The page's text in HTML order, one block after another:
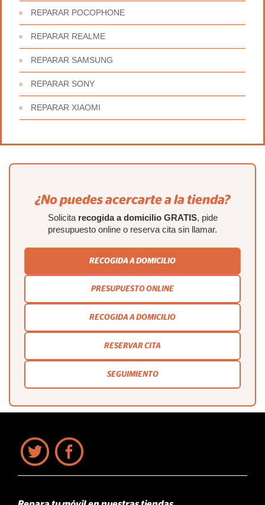
REPARAR POCOPHONE
REPARAR REALME
REPARAR SAMSUNG
REPARAR SONY
REPARAR XIAOMI
¿No puedes acercarte a la tienda?
Solicita recogida a domicilio GRATIS, pide
presupuesto online o reserva cita sin llamar.
RECOGIDA A DOMICILIO
PRESUPUESTO ONLINE
RECOGIDA A DOMICILIO
RESERVAR CITA
SEGUIMIENTO